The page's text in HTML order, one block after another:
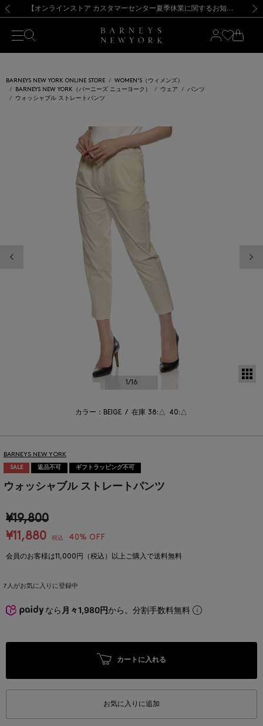
新規登録のお客様も対象！＜MY BARNEYS＞会員のお客様は11,000円（税込）以上のお買上げで常時送料無料！お買い物の際は会員登録を！
【夏季休業に伴う出荷一時停止のお知らせ】(2026.8.7) 【オンラインストア カスタマーセンター夏季休業に関するお知らせ】（2026.8.7）
【夏季休業に伴う返品・交換承り一時停止のお知らせ】（2026.8.5）
熊本県を中心とした地震の影響によるお荷物のお届けについて
【開催中】SUMMER SALEのご案内・ご注意事項 新規登録のお客様も対象！＜MY BARNEYS＞会員のお客様は11,000円（税込）以上のお買上げで常時送料無料！お買い物の際は会員登録を！
【夏季休業に伴う出荷一時停止のお知らせ】(2026.8.7)
BARNEYS NEW YORK ONLINE STORE
WOMEN'S（ウィメンズ）
BARNEYS NEW YORK（バーニーズ ニューヨーク）
ウェア
パンツ
ウォッシャブル ストレートパンツ
1/16
カラー：BEIGE / 在庫 38:△ 40:△
BARNEYS NEW YORK
SALE 返品不可 ギフトラッピング不可
ウォッシャブル ストレートパンツ
¥19,800
¥11,880
税込 40% OFF
会員のお客様は11,000円（税込）以上ご購入で送料無料
7 人がお気に入りに登録中
なら 月々1,980円から。分割手数料無料
カートに入れる
お気に入りに追加